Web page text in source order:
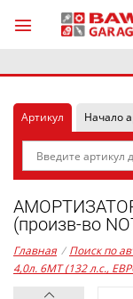
Артикул Начало
(произв-во
Главная / Поиск по
4,0л. 6MT (132 л.с.,